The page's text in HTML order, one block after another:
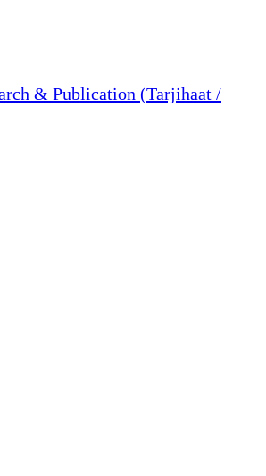
& Publication (Tarjihaat /